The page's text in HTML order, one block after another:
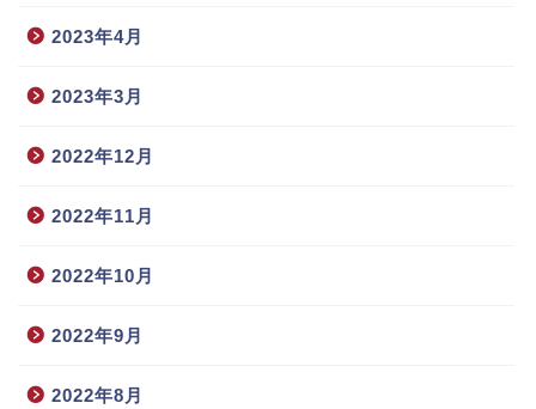
2023年4月
2023年3月
2022年12月
2022年11月
2022年10月
2022年9月
2022年8月